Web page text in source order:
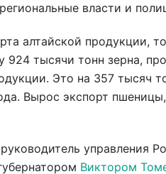
власти и
алтайской продукции,
924 тысячи тонн зерна,
Это на 357 тысяч
Вырос экспорт
управления
Виктором